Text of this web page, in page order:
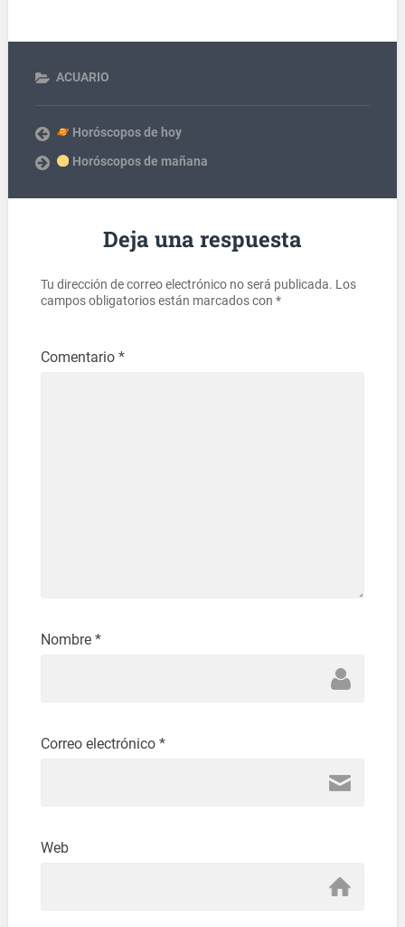
ACUARIO
Horóscopos de hoy
Horóscopos de mañana
Deja una respuesta
Tu dirección de correo electrónico no será publicada. Los
campos obligatorios están marcados con *
Comentario *
Nombre *
Correo electrónico *
Web